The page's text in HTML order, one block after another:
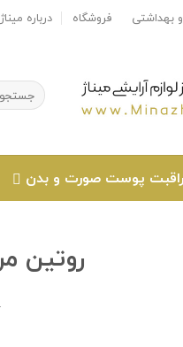
و بهداشتی فروشگاه درباره میناژ
جستجو
برای:
پوست صورت و بدن
روتین